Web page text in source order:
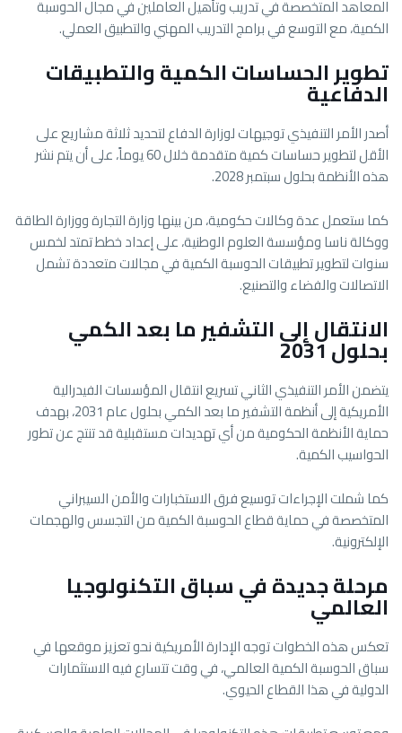
المعاهد المتخصصة في تدريب وتأهيل العاملين في مجال الحوسبة
الكمية، مع التوسع في برامج التدريب المهني والتطبيق العملي.
تطوير الحساسات الكمية والتطبيقات
الدفاعية
أصدر الأمر التنفيذي توجيهات لوزارة الدفاع لتحديد ثلاثة مشاريع على
الأقل لتطوير حساسات كمية متقدمة خلال 60 يوماً، على أن يتم نشر
هذه الأنظمة بحلول سبتمبر 2028.
كما ستعمل عدة وكالات حكومية، من بينها وزارة التجارة ووزارة الطاقة
ووكالة ناسا ومؤسسة العلوم الوطنية، على إعداد خطط تمتد لخمس
سنوات لتطوير تطبيقات الحوسبة الكمية في مجالات متعددة تشمل
الاتصالات والفضاء والتصنيع.
الانتقال إلى التشفير ما بعد الكمي
بحلول 2031
يتضمن الأمر التنفيذي الثاني تسريع انتقال المؤسسات الفيدرالية
الأمريكية إلى أنظمة التشفير ما بعد الكمي بحلول عام 2031، بهدف
حماية الأنظمة الحكومية من أي تهديدات مستقبلية قد تنتج عن تطور
الحواسيب الكمية.
كما شملت الإجراءات توسيع فرق الاستخبارات والأمن السيبراني
المتخصصة في حماية قطاع الحوسبة الكمية من التجسس والهجمات
الإلكترونية.
مرحلة جديدة في سباق التكنولوجيا
العالمي
تعكس هذه الخطوات توجه الإدارة الأمريكية نحو تعزيز موقعها في
سباق الحوسبة الكمية العالمي، في وقت تتسارع فيه الاستثمارات
الدولية في هذا القطاع الحيوي.